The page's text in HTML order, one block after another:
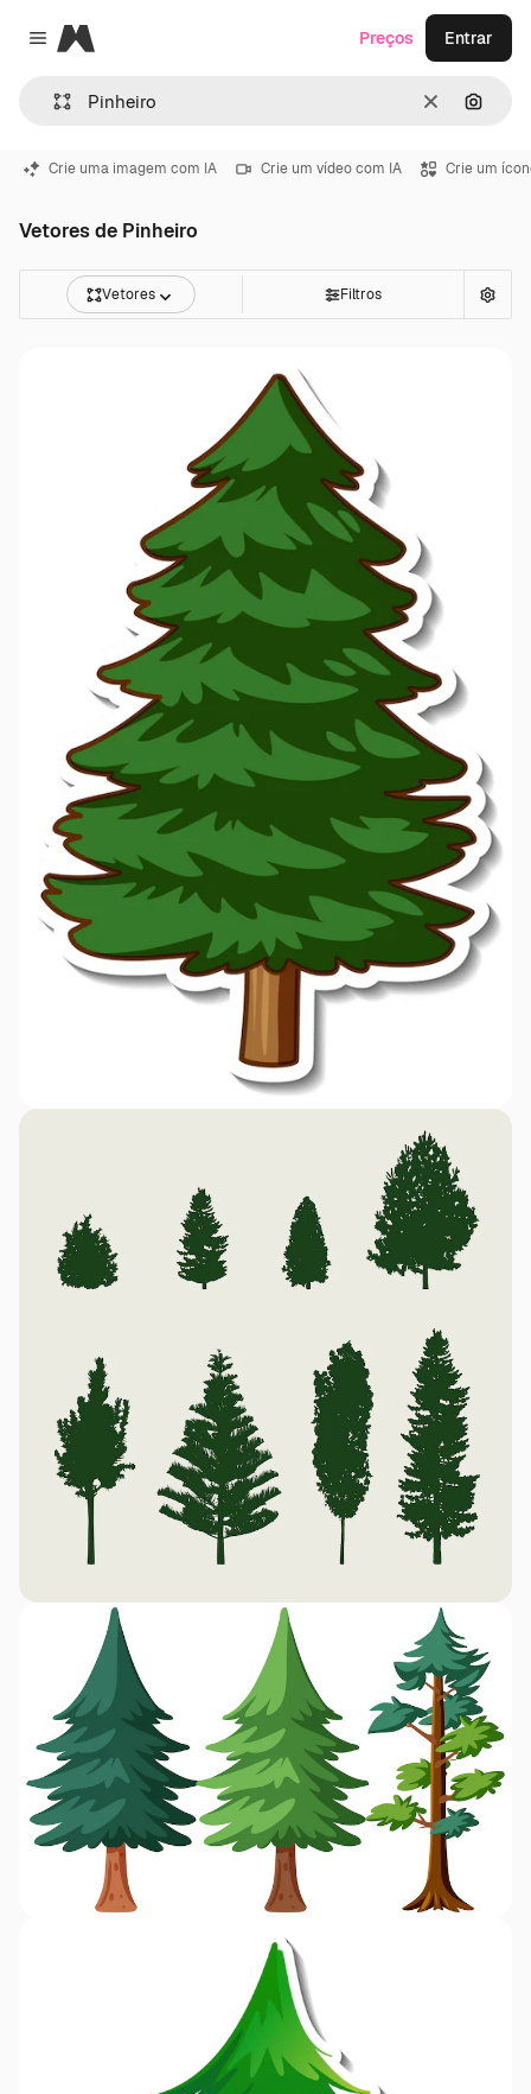
Close menu
Magnific
Limpar
Preços Entrar
Crie uma imagem com IA Crie um vídeo com IA Crie um
Vetores de Pinheiro
Vetores Filtros